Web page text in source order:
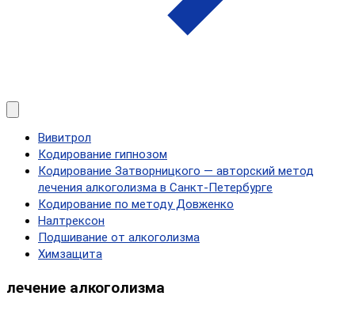
Вивитрол
Кодирование гипнозом
Кодирование Затворницкого — авторский метод
лечения алкоголизма в Санкт‑Петербурге
Кодирование по методу Довженко
Налтрексон
Подшивание от алкоголизма
Химзащита
лечение алкоголизма